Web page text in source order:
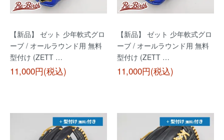
【新品】 ゼット 少年軟式グロ
ーブ / オールラウンド用 無料
型付け (ZETT …
11,000円(税込)
【新品】 ゼット 少年軟式グロ
ーブ / オールラウンド用 無料
型付け (ZETT …
11,000円(税込)